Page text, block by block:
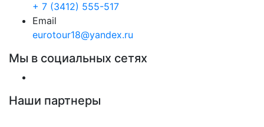
+ 7 (3412) 555-517
Email
eurotour18@yandex.ru
Мы в социальных сетях
Наши партнеры